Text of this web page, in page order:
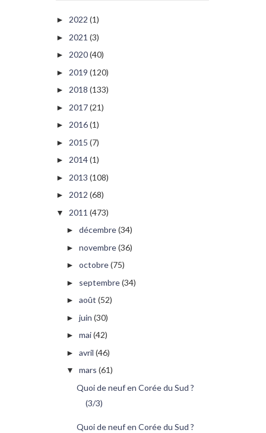
► 2022 (1)
► 2021 (3)
► 2020(40)
► 2019 (120)
► 2018 (133)
► 2017(21)
► 2016(1)
► 2015 (7)
► 2014(1)
► 2013 (108)
► 2012 (68)
▼ 2011 (473)
► décembre(34)
► novembre(36)
► octobre(75)
► septembre(34)
► août (52)
► juin (30)
► mai(42)
► avril (46)
▼ mars (61)
Quoi de neuf en Corée du Sud ?
(3/3)
Quoi de neuf en Corée du Sud ?